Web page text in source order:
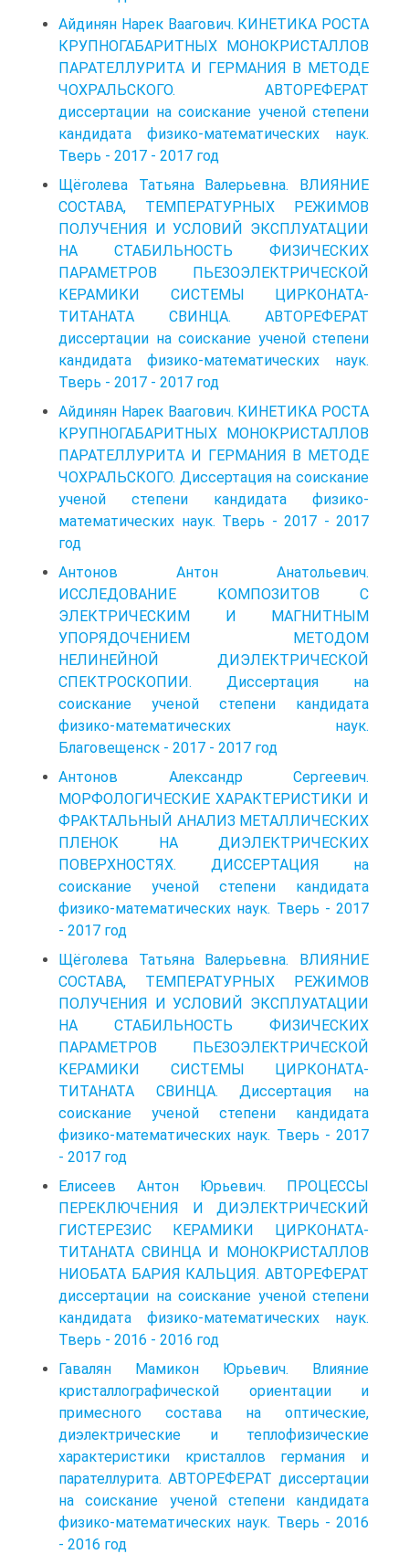
Айдинян Нарек Ваагович. КИНЕТИКА РОСТА
КРУПНОГАБАРИТНЫХ МОНОКРИСТАЛЛОВ
ПАРАТЕЛЛУРИТА И ГЕРМАНИЯ В МЕТОДЕ
ЧОХРАЛЬСКОГО. АВТОРЕФЕРАТ
диссертации на соискание ученой степени
кандидата физико-математических наук.
Тверь - 2017 - 2017 год
Щёголева Татьяна Валерьевна. ВЛИЯНИЕ
СОСТАВА, ТЕМПЕРАТУРНЫХ РЕЖИМОВ
ПОЛУЧЕНИЯ И УСЛОВИЙ ЭКСПЛУАТАЦИИ
НА СТАБИЛЬНОСТЬ ФИЗИЧЕСКИХ
ПАРАМЕТРОВ ПЬЕЗОЭЛЕКТРИЧЕСКОЙ
КЕРАМИКИ СИСТЕМЫ ЦИРКОНАТА-
ТИТАНАТА СВИНЦА. АВТОРЕФЕРАТ
диссертации на соискание ученой степени
кандидата физико-математических наук.
Тверь - 2017 - 2017 год
Айдинян Нарек Ваагович. КИНЕТИКА РОСТА
КРУПНОГАБАРИТНЫХ МОНОКРИСТАЛЛОВ
ПАРАТЕЛЛУРИТА И ГЕРМАНИЯ В МЕТОДЕ
ЧОХРАЛЬСКОГО. Диссертация на соискание
ученой степени кандидата физико-
математических наук. Тверь - 2017 - 2017
год
Антонов Антон Анатольевич.
ИССЛЕДОВАНИЕ КОМПОЗИТОВ C
ЭЛЕКТРИЧЕСКИМ И МАГНИТНЫМ
УПОРЯДОЧЕНИЕМ МЕТОДОМ
НЕЛИНЕЙНОЙ ДИЭЛЕКТРИЧЕСКОЙ
СПЕКТРОСКОПИИ. Диссертация на
соискание ученой степени кандидата
физико-математических наук.
Благовещенск - 2017 - 2017 год
Антонов Александр Сергеевич.
МОРФОЛОГИЧЕСКИЕ ХАРАКТЕРИСТИКИ И
ФРАКТАЛЬНЫЙ АНАЛИЗ МЕТАЛЛИЧЕСКИХ
ПЛЕНОК НА ДИЭЛЕКТРИЧЕСКИХ
ПОВЕРХНОСТЯХ. ДИССЕРТАЦИЯ на
соискание ученой степени кандидата
физико-математических наук. Тверь - 2017
- 2017 год
Щёголева Татьяна Валерьевна. ВЛИЯНИЕ
СОСТАВА, ТЕМПЕРАТУРНЫХ РЕЖИМОВ
ПОЛУЧЕНИЯ И УСЛОВИЙ ЭКСПЛУАТАЦИИ
НА СТАБИЛЬНОСТЬ ФИЗИЧЕСКИХ
ПАРАМЕТРОВ ПЬЕЗОЭЛЕКТРИЧЕСКОЙ
КЕРАМИКИ СИСТЕМЫ ЦИРКОНАТА-
ТИТАНАТА СВИНЦА. Диссертация на
соискание ученой степени кандидата
физико-математических наук. Тверь - 2017
- 2017 год
Елисеев Антон Юрьевич. ПРОЦЕССЫ
ПЕРЕКЛЮЧЕНИЯ И ДИЭЛЕКТРИЧЕСКИЙ
ГИСТЕРЕЗИС КЕРАМИКИ ЦИРКОНАТА-
ТИТАНАТА СВИНЦА И МОНОКРИСТАЛЛОВ
НИОБАТА БАРИЯ КАЛЬЦИЯ. АВТОРЕФЕРАТ
диссертации на соискание ученой степени
кандидата физико-математических наук.
Тверь - 2016 - 2016 год
Гавалян Мамикон Юрьевич. Влияние
кристаллографической ориентации и
примесного состава на оптические,
диэлектрические и теплофизические
характеристики кристаллов германия и
парателлурита. АВТОРЕФЕРАТ диссертации
на соискание ученой степени кандидата
физико-математических наук. Тверь - 2016
- 2016 год